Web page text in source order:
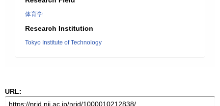
体育学
Research Institution
Tokyo Institute of Technology
URL: